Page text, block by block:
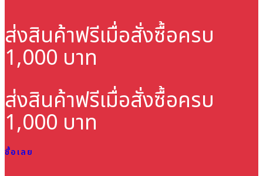
ส่งสินค้าฟรีเมื่อสั่งซื้อครบ
1,000 บาท
ส่งสินค้าฟรีเมื่อสั่งซื้อครบ
1,000 บาท
ซื้อเลย